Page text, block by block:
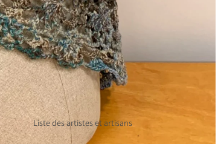
Émaux Diane
Charuest
Laparé bijoux
Michelle Kemp
Chèque cadeau
cuir
Cuisine et maison
Poterie
Décorations
Horloges
Moulins à poivre
Liste des artistes et artisans